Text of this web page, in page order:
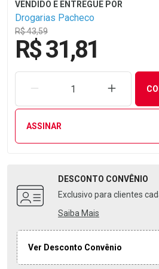
Drogarias Pacheco
R$ 43,59
R$ 31,81
REMOVER UMA UNIDADE
ASSINAR
DESCONTO CONVÊNIO
Exclusivo para clientes
Saiba Mais
Ver Desconto Convênio